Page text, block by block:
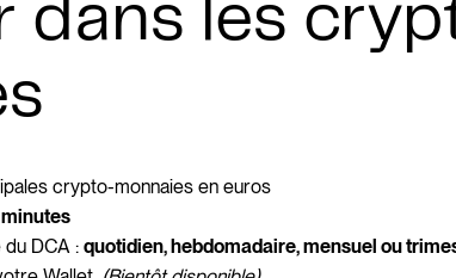
dans les
crypto-monnaies en euros
DCA : quotidien, hebdomadaire, mensuel ou